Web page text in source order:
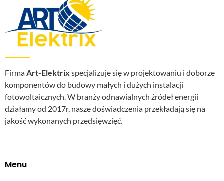
FirmaArt-Elektrix specjalizuje się w projektowaniu i doborze
komponentów do budowy małych i dużych instalacji
fotowoltaicznych. W branży odnawialnych źródeł energii
działamy od 2017r, nasze doświadczenia przekładają się na
jakość wykonanych przedsięwzięć.
Menu